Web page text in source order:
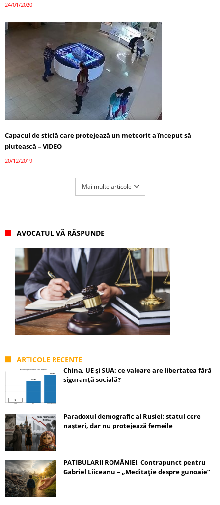
24/01/2020
Capacul de sticlă care protejează un meteorit a început să
plutească – VIDEO
20/12/2019
Mai multe articole
AVOCATUL VĂ RĂSPUNDE
ARTICOLE RECENTE
China, UE și SUA: ce valoare are libertatea fără
siguranță socială?
Paradoxul demografic al Rusiei: statul cere
nașteri, dar nu protejează femeile
PATIBULARII ROMÂNIEI. Contrapunct pentru
Gabriel Liiceanu – „Meditație despre gunoaie”